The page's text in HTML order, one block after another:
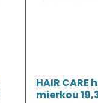
HAIR CARE
mierkou